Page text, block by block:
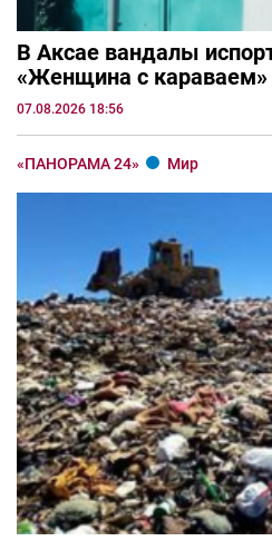
В Аксае вандалы
«Женщина с караваем»
07.08.2026 18:56
«ПАНОРАМА 24» Мир